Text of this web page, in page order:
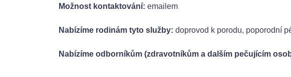
Možnost kontaktování: emailem
Nabízíme rodinám tyto služby: doprovod k porodu, poporodní
Nabízíme odborníkům (zdravotníkům a dalším pečujícím